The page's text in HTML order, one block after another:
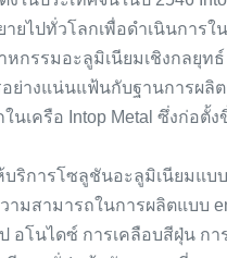
ายไปทั่วโลกเพื่อดำเนินการใ
หกรรมอะลูมิเนียมเชิงกลยุท
ย่างแน่นแฟ้นกับฐานการผลิ
นเครือ Intop Metal ซึ่งก่อตั้
บริการโซลูชันอะลูมิเนียมแบ
ามสามารถในการผลิตแบบ
อโนไดซ์ การเคลือบสีฝุ่น กา